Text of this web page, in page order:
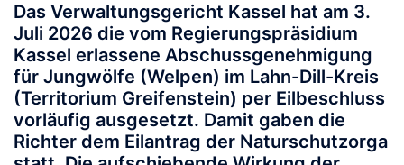
Das Verwaltungsgericht Kassel hat am 3.
Juli 2026 die vom Regierungspräsidium
Kassel erlassene Abschussgenehmigung
für Jungwölfe (Welpen) im Lahn-Dill-Kreis
(Territorium Greifenstein) per Eilbeschluss
vorläufig ausgesetzt. Damit gaben die
Richter dem Eilantrag der Naturschutzorga